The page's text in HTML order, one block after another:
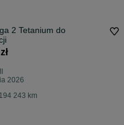
2 Tetanium do
2026
243 km